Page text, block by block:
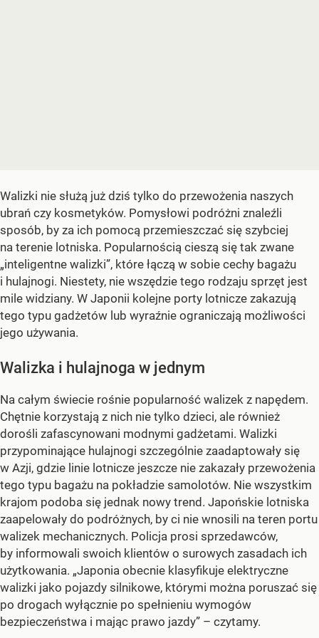
Walizki nie służą już dziś tylko do przewożenia naszych
ubrań czy kosmetyków. Pomysłowi podróżni znaleźli
sposób, by za ich pomocą przemieszczać się szybciej
na terenie lotniska. Popularnością cieszą się tak zwane
„inteligentne walizki”, które łączą w sobie cechy bagażu
i hulajnogi. Niestety, nie wszędzie tego rodzaju sprzęt jest
mile widziany. W Japonii kolejne porty lotnicze zakazują
tego typu gadżetów lub wyraźnie ograniczają możliwości
jego używania.
Walizka i hulajnoga w jednym
Na całym świecie rośnie popularność walizek z napędem.
Chętnie korzystają z nich nie tylko dzieci, ale również
dorośli zafascynowani modnymi gadżetami. Walizki
przypominające hulajnogi szczególnie zaadaptowały się
w Azji, gdzie linie lotnicze jeszcze nie zakazały przewożenia
tego typu bagażu na pokładzie samolotów. Nie wszystkim
krajom podoba się jednak nowy trend. Japońskie lotniska
zaapelowały do podróżnych, by ci nie wnosili na teren portu
walizek mechanicznych. Policja prosi sprzedawców,
by informowali swoich klientów o surowych zasadach ich
użytkowania. „Japonia obecnie klasyfikuje elektryczne
walizki jako pojazdy silnikowe, którymi można poruszać się
po drogach wyłącznie po spełnieniu wymogów
bezpieczeństwa i mając prawo jazdy” – czytamy.